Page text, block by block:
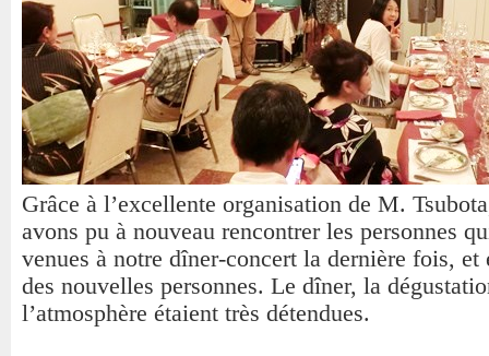
Grâce à l’excellente organisation de M.
avons pu à nouveau rencontrer les personnes
venues à notre dîner-concert la dernière fois, et
des nouvelles personnes. Le dîner, la
l’atmosphère étaient très détendues.